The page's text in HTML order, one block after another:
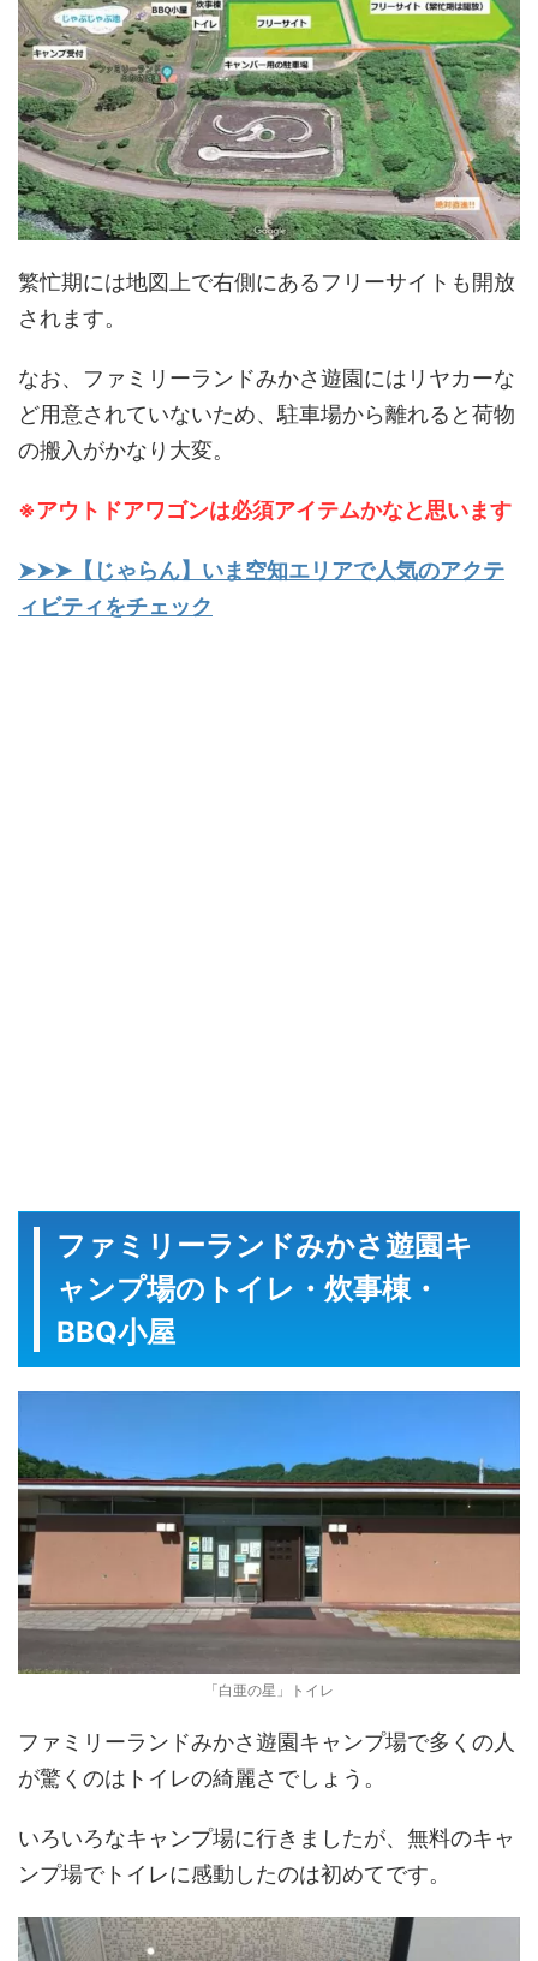
繁忙期には地図上で右側にあるフリーサイトも開放
されます。
なお、ファミリーランドみかさ遊園にはリヤカーな
ど用意されていないため、駐車場から離れると荷物
の搬入がかなり大変。
※アウトドアワゴンは必須アイテムかなと思います
➤➤➤【じゃらん】いま空知エリアで人気のアクテ
ィビティをチェック
ファミリーランドみかさ遊園キ
ャンプ場のトイレ・炊事棟・
BBQ小屋
「白亜の星」トイレ
ファミリーランドみかさ遊園キャンプ場で多くの人
が驚くのはトイレの綺麗さでしょう。
いろいろなキャンプ場に行きましたが、無料のキャ
ンプ場でトイレに感動したのは初めてです。